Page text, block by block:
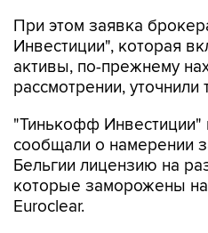
При этом заявка
Инвестиции", которая
активы, по-прежнему
рассмотрении, уточнили
"Тинькофф Инвестиции"
сообщали о намерении
Бельгии лицензию на
которые заморожены
Euroclear.